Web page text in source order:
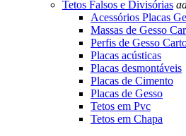
Tetos Falsos e Divisórias
Acessórios Placas
Massas de Gesso
Perfis de Gesso
Placas acústicas
Placas desmontáveis
Placas de Cimento
Placas de Gesso
Tetos em Pvc
Tetos em Chapa